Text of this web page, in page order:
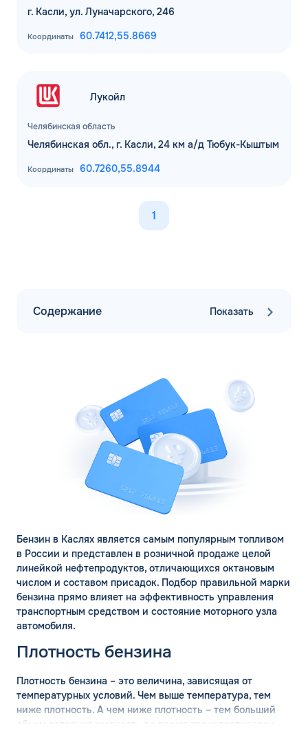
г. Касли, ул. Луначарского, 246
Координаты 60.7412,55.8669
Челябинская область
Лукойл
Челябинская обл., г. Касли, 24 км а/д Тюбук-Кыштым
Координаты 60.7260,55.8944
1
Содержание Показать
Бензин в Каслях является самым популярным топливом
в России и представлен в розничной продаже целой
линейкой нефтепродуктов, отличающихся октановым
числом и составом присадок. Подбор правильной марки
бензина прямо влияет на эффективность управления
транспортным средством и состояние моторного узла
автомобиля.
Плотность бензина
Плотность бензина – это величина, зависящая от
температурных условий. Чем выше температура, тем
ниже плотность. А чем ниже плотность – тем больший
объем заполнит жидкость во время транспортировки.